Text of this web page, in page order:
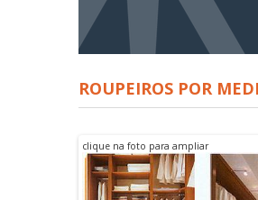
ROUPEIROS POR
clique na foto para ampliar